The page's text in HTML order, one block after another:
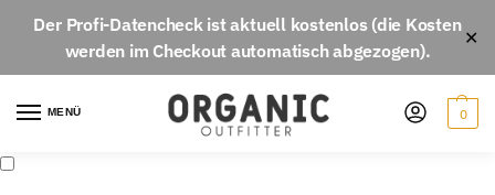
Der Profi-Datencheckist aktuell kostenlos(die Kosten
werden im Checkout automatisch abgezogen).
✕
MENÜ 0